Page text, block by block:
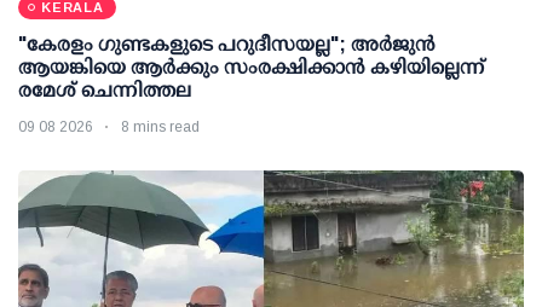
KERALA
"കേരളം ഗുണ്ടകളുടെ പറുദീസയല്ല"; അർജുൻ
ആയങ്കിയെ ആർക്കും സംരക്ഷിക്കാൻ കഴിയില്ലെന്ന്
രമേശ് ചെന്നിത്തല
09 08 2026 8 mins read